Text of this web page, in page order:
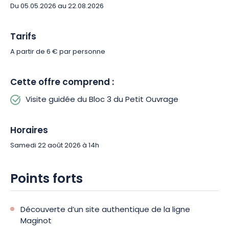
Du 05.05.2026 au 22.08.2026
Tarifs
A partir de 6 € par personne
Cette offre comprend :
Visite guidée du Bloc 3 du Petit Ouvrage
Horaires
Samedi 22 août 2026 à 14h
Points forts
Découverte d’un site authentique de la ligne
Maginot